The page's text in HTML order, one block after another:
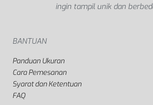
ingin tampil unik dan
BANTUAN
Panduan Ukuran
Cara Pemesanan
Syarat dan Ketentuan
FAQ